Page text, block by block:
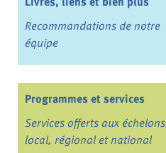
Recommandations de notre
équipe
Programmes et services
Services offerts aux échelons
local, régional et national